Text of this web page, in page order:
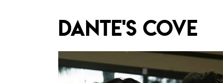
Dante's Cove